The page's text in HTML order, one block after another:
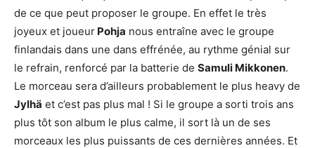
de ce que peut proposer le groupe. En effet le très
joyeux et joueur Pohja nous entraîne avec le groupe
finlandais dans une dans effrénée, au rythme génial sur
le refrain, renforcé par la batterie de Samuli Mikkonen.
Le morceau sera d’ailleurs probablement le plus heavy de
Jylhä et c’est pas plus mal ! Si le groupe a sorti trois ans
plus tôt son album le plus calme, il sort là un de ses
morceaux les plus puissants de ces dernières années. Et